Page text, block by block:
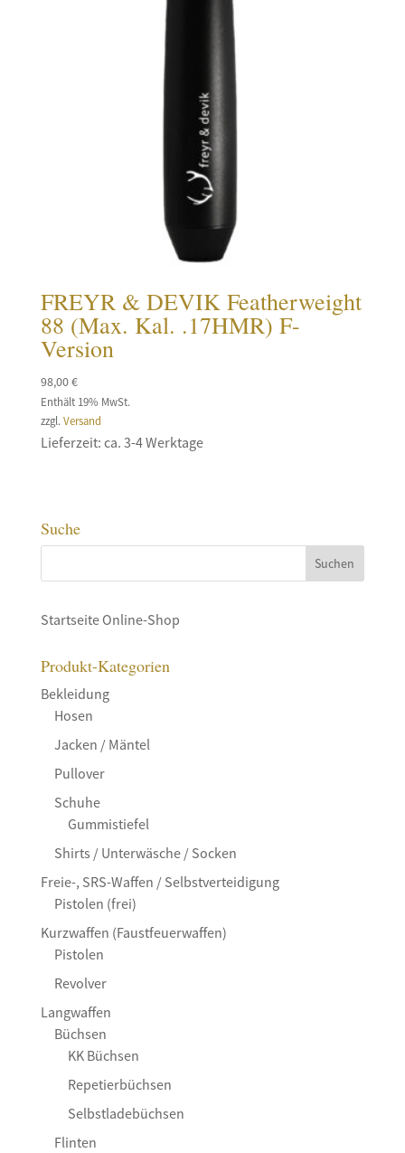
FREYR & DEVIK Featherweight
88 (Max. Kal. .17HMR) F-
Version
98,00€
Enthält 19% MwSt.
zzgl. Versand
Lieferzeit: ca. 3-4 Werktage
Suche
Startseite Online-Shop
Produkt-Kategorien
Bekleidung
Hosen
Jacken / Mäntel
Pullover
Schuhe
Gummistiefel
Shirts / Unterwäsche / Socken
Freie-, SRS-Waffen / Selbstverteidigung
Pistolen (frei)
Kurzwaffen (Faustfeuerwaffen)
Pistolen
Revolver
Langwaffen
Büchsen
KK Büchsen
Repetierbüchsen
Selbstladebüchsen
Flinten